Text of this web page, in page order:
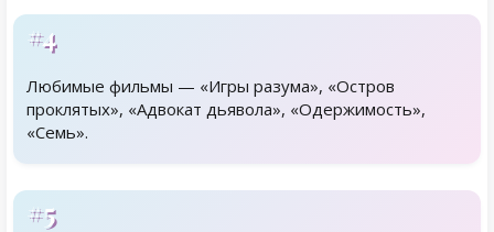
#4
Любимые фильмы — «Игры разума», «Остров
проклятых», «Адвокат дьявола», «Одержимость»,
«Семь».
#5